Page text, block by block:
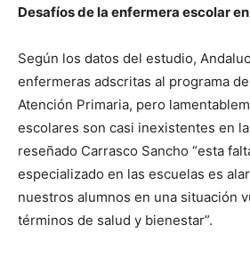
Desafíos de la enfermera escolar
Según los datos del estudio,
enfermeras adscritas al programa
Atención Primaria, pero
escolares son casi inexistentes en
reseñado Carrasco Sancho “esta
especializado en las escuelas es
nuestros alumnos en una situación
términos de salud y bienestar”.